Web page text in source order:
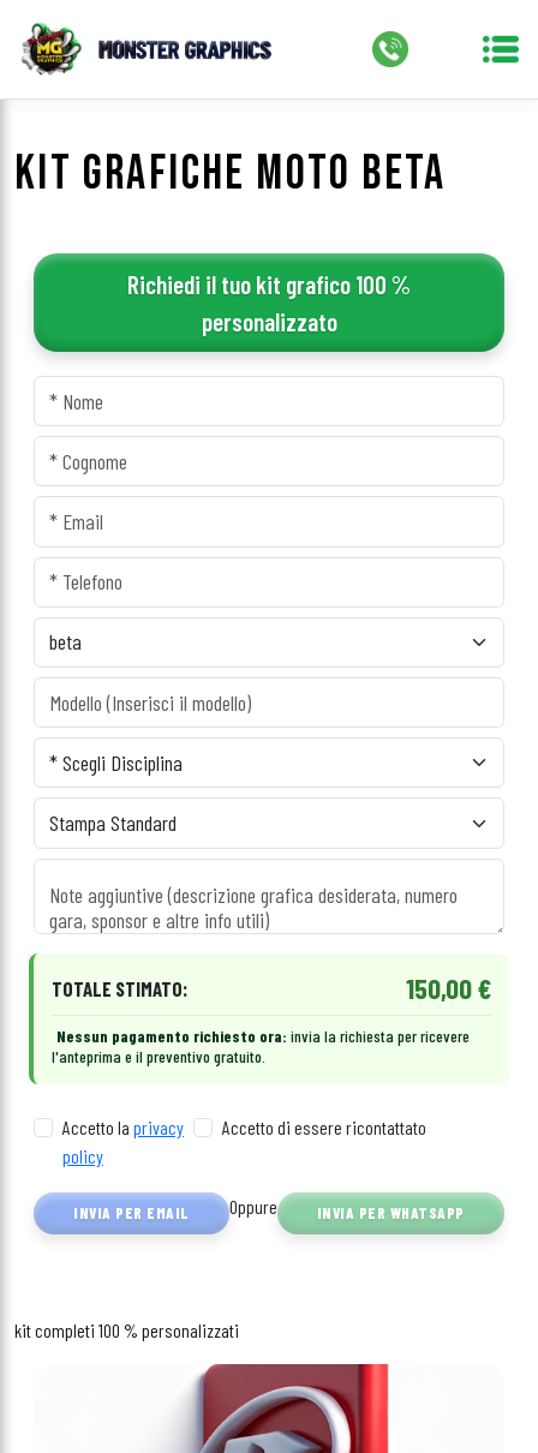
KIT GRAFICHE MOTO BETA
kit completi 100 % personalizzati
Richiedi il tuo kit grafico 100 %
personalizzato
TOTALE STIMATO: 150,00 €
Nessun pagamento richiesto ora: invia la richiesta per ricevere
l'anteprima e il preventivo gratuito.
Accetto la privacy
policy
Accetto di essere ricontattato
INVIA PER EMAIL Oppure INVIA PER WHATSAPP